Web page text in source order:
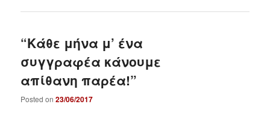
“Κάθε μήνα μ’ ένα
συγγραφέα κάνουμε
απίθανη παρέα!”
Posted on23/06/2017